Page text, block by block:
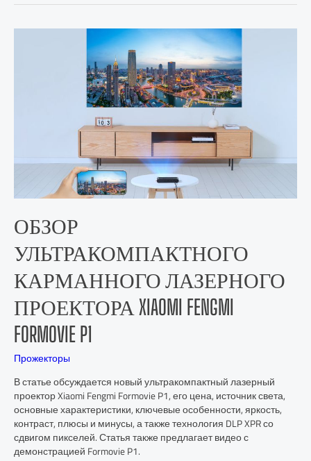
ОБЗОР
УЛЬТРАКОМПАКТНОГО
КАРМАННОГО ЛАЗЕРНОГО
ПРОЕКТОРА XIAOMI FENGMI
FORMOVIE P1
Прожекторы
В статье обсуждается новый ультракомпактный лазерный
проектор Xiaomi Fengmi Formovie P1, его цена, источник света,
основные характеристики, ключевые особенности, яркость,
контраст, плюсы и минусы, а также технология DLP XPR со
сдвигом пикселей. Статья также предлагает видео с
демонстрацией Formovie P1.